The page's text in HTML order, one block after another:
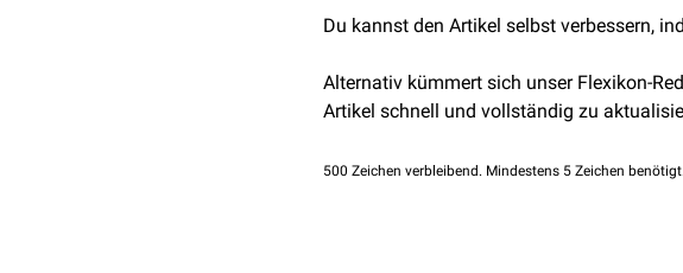
Du kannst den Artikel selbst verbessern,
Alternativ kümmert sich unser Flexikon-
Artikel schnell und vollständig zu
500 Zeichen verbleibend. Mindestens 5 Zeichen benötigt.